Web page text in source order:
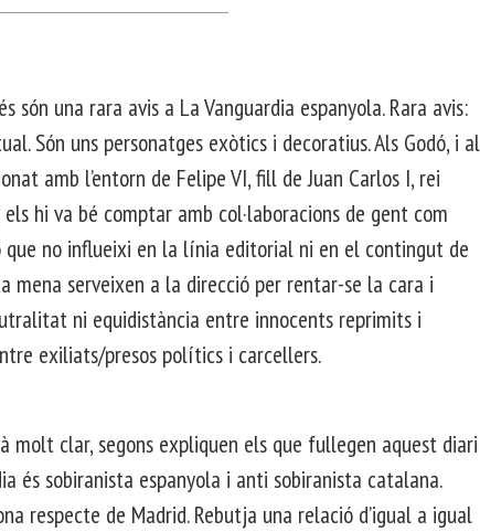
són una rara avis a La Vanguardia espanyola. Rara avis:
Són uns personatges exòtics i decoratius. Als Godó, i al
amb l’entorn de Felipe VI, fill de Juan Carlos I, rei
hi va bé comptar amb col·laboracions de gent com
que no influeixi en la línia editorial ni en el contingut de
mena serveixen a la direcció per rentar-se la cara i
ni equidistància entre innocents reprimits i
exiliats/presos polítics i carcellers.
molt clar, segons expliquen els que fullegen aquest diari
és sobiranista espanyola i anti sobiranista catalana.
respecte de Madrid. Rebutja una relació d’igual a igual